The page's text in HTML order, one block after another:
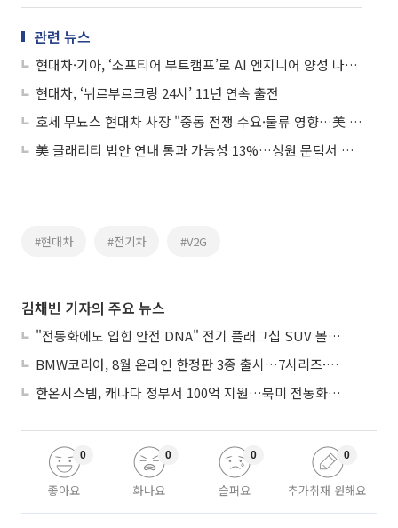
관련 뉴스
현대차·기아, ‘소프티어 부트캠프’로 AI 엔지니어 양성 나선다
현대차, ‘뉘르부르크링 24시’ 11년 연속 출전
호세 무뇨스 현대차 사장 "중동 전쟁 수요·물류 영향…美 생산 확대“
美 클래리티 법안 연내 통과 가능성 13%…상원 문턱서 제동
#현대차 #전기차 #V2G
김채빈 기자의 주요 뉴스
"전동화에도 입힌 안전 DNA" 전기 플래그십 SUV 볼보 'EX90'
BMW코리아, 8월 온라인 한정판 3종 출시…7시리즈·X7·M340i 투어링
한온시스템, 캐나다 정부서 100억 지원…북미 전동화 시장 가속
좋아요
0
화나요
0
슬퍼요
0
추가취재 원해요
0